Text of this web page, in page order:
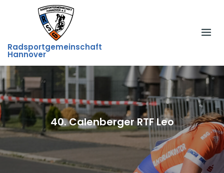
Radsportgemeinschaft
Hannover
40. Calenberger RTF Leo